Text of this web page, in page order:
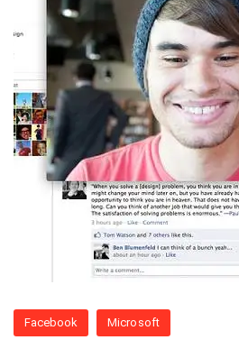
Facebook Microsoft